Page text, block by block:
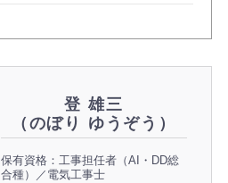
登 雄三
（のぼり ゆうぞう）
保有資格：工事担任者（AI・DD総
合種）／電気工事士